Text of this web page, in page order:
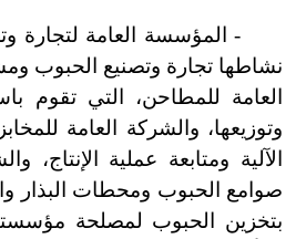
-المؤسسة العامة لتجارة
نشاطها تجارة وتصنيع الحبوب
العامة للمطاحن، التي تقوم
وتوزيعها، والشركة العامة
الآلية ومتابعة عملية الإنتاج،
صوامع الحبوب ومحطات البذار
بتخزين الحبوب لمصلحة